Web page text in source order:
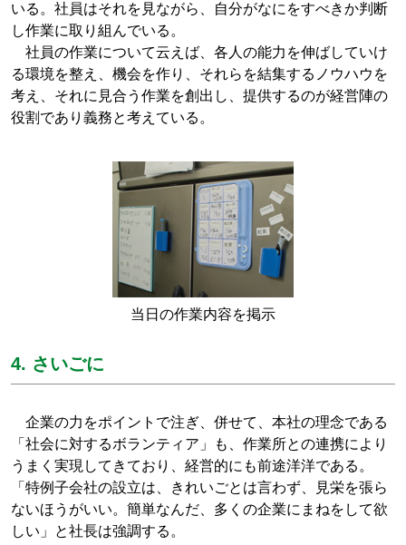
いる。社員はそれを見ながら、自分がなにをすべきか判断
し作業に取り組んでいる。
社員の作業について云えば、各人の能力を伸ばしていけ
る環境を整え、機会を作り、それらを結集するノウハウを
考え、それに見合う作業を創出し、提供するのが経営陣の
役割であり義務と考えている。
当日の作業内容を掲示
4. さいごに
企業の力をポイントで注ぎ、併せて、本社の理念である
「社会に対するボランティア」も、作業所との連携により
うまく実現してきており、経営的にも前途洋洋である。
「特例子会社の設立は、きれいごとは言わず、見栄を張ら
ないほうがいい。簡単なんだ、多くの企業にまねをして欲
しい」と社長は強調する。